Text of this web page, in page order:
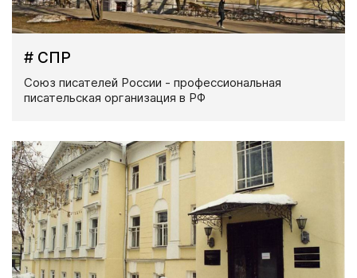
# СПР
Союз писателей России - профессиональная
писательская организация в РФ